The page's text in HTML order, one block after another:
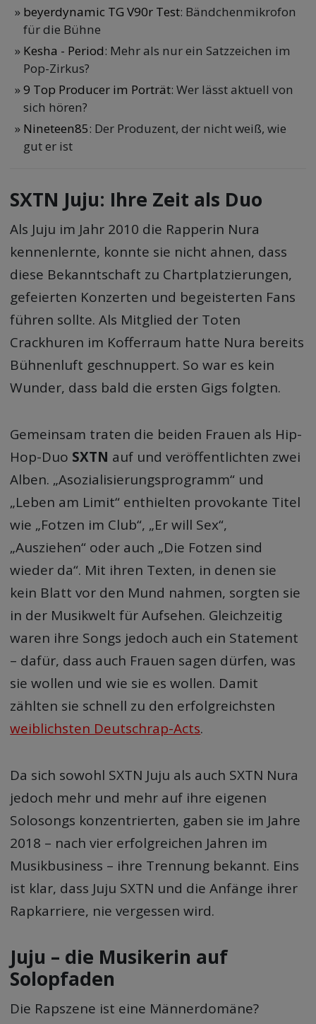
beyerdynamic TG V90r Test: Bändchenmikrofon
für die Bühne
Kesha - Period: Mehr als nur ein Satzzeichen im
Pop-Zirkus?
9 Top Producer im Porträt: Wer lässt aktuell von
sich hören?
Nineteen85: Der Produzent, der nicht weiß, wie
gut er ist
SXTN Juju: Ihre Zeit als Duo
Als Juju im Jahr 2010 die Rapperin Nura
kennenlernte, konnte sie nicht ahnen, dass
diese Bekanntschaft zu Chartplatzierungen,
gefeierten Konzerten und begeisterten Fans
führen sollte. Als Mitglied der Toten
Crackhuren im Kofferraum hatte Nura bereits
Bühnenluft geschnuppert. So war es kein
Wunder, dass bald die ersten Gigs folgten.
Gemeinsam traten die beiden Frauen als Hip-
Hop-Duo SXTN auf und veröffentlichten zwei
Alben. „Asozialisierungsprogramm“ und
„Leben am Limit“ enthielten provokante Titel
wie „Fotzen im Club“, „Er will Sex“,
„Ausziehen“ oder auch „Die Fotzen sind
wieder da“. Mit ihren Texten, in denen sie
kein Blatt vor den Mund nahmen, sorgten sie
in der Musikwelt für Aufsehen. Gleichzeitig
waren ihre Songs jedoch auch ein Statement
– dafür, dass auch Frauen sagen dürfen, was
sie wollen und wie sie es wollen. Damit
zählten sie schnell zu den erfolgreichsten
weiblichsten Deutschrap-Acts.
Da sich sowohl SXTN Juju als auch SXTN Nura
jedoch mehr und mehr auf ihre eigenen
Solosongs konzentrierten, gaben sie im Jahre
2018 – nach vier erfolgreichen Jahren im
Musikbusiness – ihre Trennung bekannt. Eins
ist klar, dass Juju SXTN und die Anfänge ihrer
Rapkarriere, nie vergessen wird.
Juju – die Musikerin auf
Solopfaden
Die Rapszene ist eine Männerdomäne?